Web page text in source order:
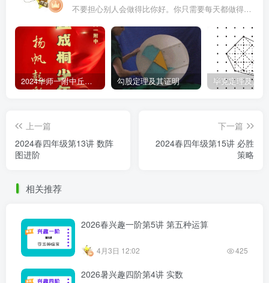
不要担心别人会做得比你好。你只需要每天都做得比前一天好就可以了
2024华师一附中丘班游园考试真题 勾股定理及其证明 毕克定理及其
上一篇
2024春四年级第13讲 数阵
图进阶
下一篇
2024春四年级第15讲 必胜
策略
相关推荐
2026春兴趣一阶第5讲 第五种运算
4月3日 12:02 425
2026暑兴趣四阶第4讲 实数